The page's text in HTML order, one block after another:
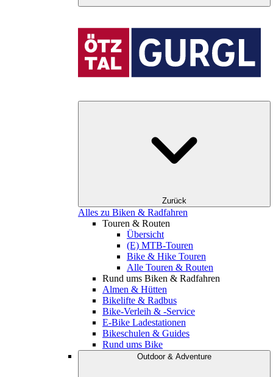
Zurück
Alles zu Biken & Radfahren
Touren & Routen
Übersicht
(E) MTB-Touren
Bike & Hike Touren
Alle Touren & Routen
Rund ums Biken & Radfahren
Almen & Hütten
Bikelifte & Radbus
Bike-Verleih & -Service
E-Bike Ladestationen
Bikeschulen & Guides
Rund ums Bike
Outdoor & Adventure